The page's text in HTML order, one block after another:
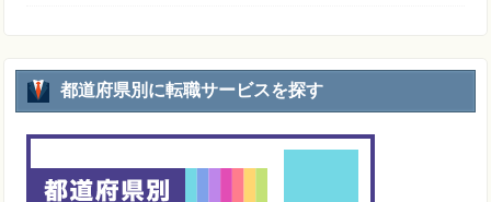
都道府県別に転職サービスを探す